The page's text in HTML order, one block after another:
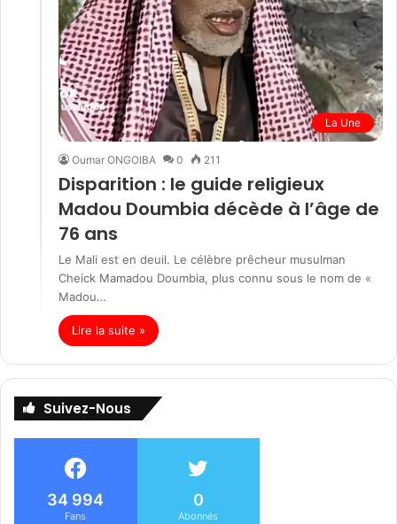
La Une
Oumar ONGOIBA 0 211
Disparition : le guide religieux
Madou Doumbia décède à l’âge de
76 ans
Le Mali est en deuil. Le célèbre prêcheur musulman
Cheick Mamadou Doumbia, plus connu sous le nom de «
Madou…
Lire la suite »
Suivez-Nous
34 994
Fans
0
Abonnés